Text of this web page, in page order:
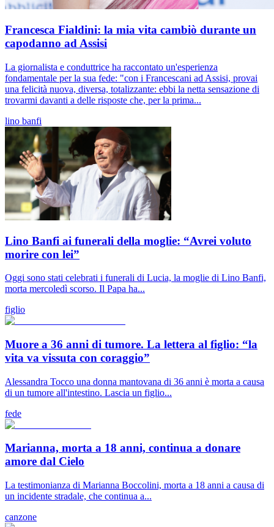
Francesca Fialdini: la mia vita cambiò durante un
capodanno ad Assisi
La giornalista e conduttrice ha raccontato un'esperienza
fondamentale per la sua fede: "con i Francescani ad Assisi, provai
una felicità nuova, diversa, totalizzante: ebbi la netta sensazione di
trovarmi davanti a delle risposte che, per la prima...
lino banfi
Lino Banfi ai funerali della moglie: “Avrei voluto
morire con lei”
Oggi sono stati celebrati i funerali di Lucia, la moglie di Lino Banfi,
morta mercoledì scorso. Il Papa ha...
figlio
Muore a 36 anni di tumore. La lettera al figlio: “la
vita va vissuta con coraggio”
Alessandra Tocco una donna mantovana di 36 anni è morta a causa
di un tumore all'intestino. Lascia un figlio...
fede
Marianna, morta a 18 anni, continua a donare
amore dal Cielo
La testimonianza di Marianna Boccolini, morta a 18 anni a causa di
un incidente stradale, che continua a...
canzone